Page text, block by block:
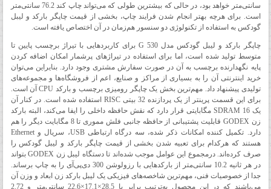
سانتی‌متر خواهد بود، در حالی که بیشترین طولی که می‌تواند چاپ کند 76.2 سانتی‌متر
است. برای هرچه بهتر انجام شدن فرایند چاپ، بخشی از قیمت چاپگر بارکد و لیبل
گودکس به استفاده از تکنولوژی دو سنسور هم‌زمان در آن اختصاص یافته است.
چاپگر بارکد و لیبل گودکس مدل G 530 برای کاربردهایی با تیراژ برچسب پایین تا
متوسط تولید شده است، اما برای استفاده در تیراژهای پرشمار امکان اضافه کردن
پایه نگهدارنده برچسب به آن در ‌صورت سفارش مشتری وجود دارد. بنایراین می‌توان
خرید اینترنتی آن را به بسیاری از مراکز و صنایع، اعم از فروشگاه‌ها و مجموعه‌های
تولیدی پیشنهاد داد. مهم‌ترین بخش یک چاپگر رومیزی برچسب و بارکد CPU آن است.
برای این قسمت پرینتر از یک پردازنده 32 بیتی RISC استفاده شده است. در کنار آن
یک SDRAM 16 مگابایتی قرار دارد که نقش حافظه داخلی را ایفا می‌کند، البته بارکد
زن GODEX قابلیت پشتیبانی از حافظه جانبی فلش مموری تا 8 مگابایت دیگر را هم
دارد. تکمیل کننده امکانات ذکر شده، سه درگاه ارتباطی USB، سریال و Ethernet
هستند که هرکدام برای تعبیه شدن بخشی از قیمت چاپگر بارکد و لیبل گودکس را
صرف کرده‌اند. درمجموع این عوامل موجب شده‌اند تا دستگاه لیبل زن GODEX بتواند
در هر ثانیه 10.2 سانتی‌متر از بارکدهایی با رزولوشن 300 دی‌پی‌آی را به چاپ برساند.
جدا از خصوصیات فنی، مهم‌ترین شاخصه‌های فیزیکی یک لیبل بارکد زن ابعاد و وزن آن
می‌باشند که در این محصول به‌ترتیب برابر با 28.5×17.1×22.6 سانتی‌متر و 2.72